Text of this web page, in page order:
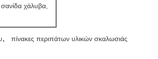
χάλυβα,
, πίνακες περιπάτων υλικών σκαλωσιάς